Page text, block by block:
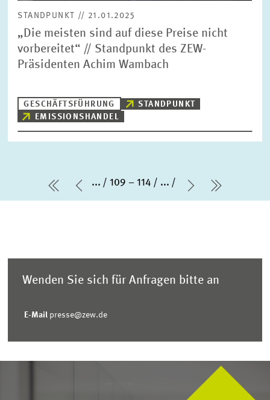
STANDPUNKT // 21.01.2025
„Die meisten sind auf diese Preise nicht
vorbereitet“ // Standpunkt des ZEW-
Präsidenten Achim Wambach
GESCHÄFTSFÜHRUNG
STANDPUNKT
EMISSIONSHANDEL
erste Seite
Vorherige Seite
... 109 – 114 ...
Nächste
letzte
Wenden Sie sich für Anfragen bitte an
E-Mail presse@zew.de